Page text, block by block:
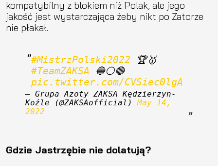
kompatybilny z blokiem niż Polak, ale jego
jakość jest wystarczająca żeby nikt po Zatorze
nie płakał.
#MistrzPolski2022
🏆🥇
#TeamZAKSA
🔵⚪🔴
pic.twitter.com/CVSiec0lgA
— Grupa Azoty ZAKSA Kędzierzyn-
Koźle (@ZAKSAofficial) May 14,
2022
Gdzie Jastrzębie nie dolatują?